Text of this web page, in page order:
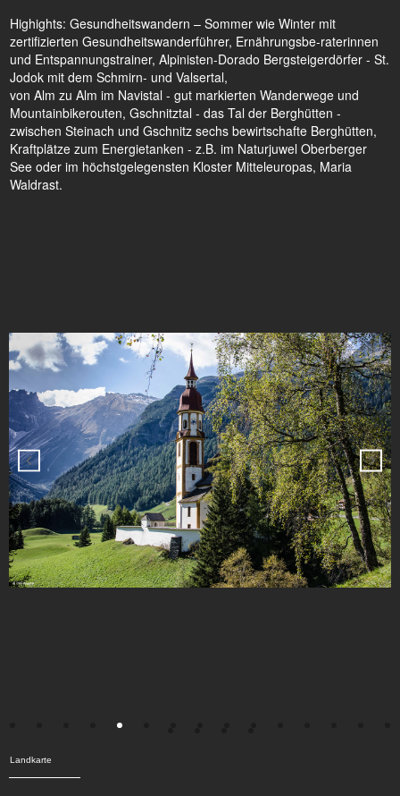
Highights: Gesundheitswandern – Sommer wie Winter mit
zertifizierten Gesundheitswanderführer, Ernährungsbe-raterinnen
und Entspannungstrainer, Alpinisten-Dorado Bergsteigerdörfer - St.
Jodok mit dem Schmirn- und Valsertal,
von Alm zu Alm im Navistal - gut markierten Wanderwege und
Mountainbikerouten, Gschnitztal - das Tal der Berghütten -
zwischen Steinach und Gschnitz sechs bewirtschafte Berghütten,
Kraftplätze zum Energietanken - z.B. im Naturjuwel Oberberger
See oder im höchstgelegensten Kloster Mitteleuropas, Maria
Waldrast.
Landkarte